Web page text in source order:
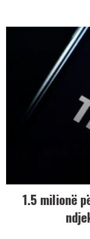
1.5 milionë